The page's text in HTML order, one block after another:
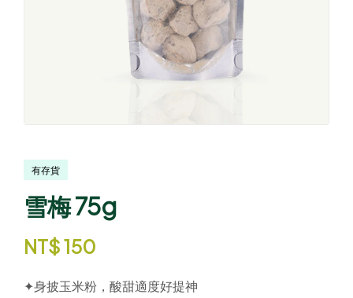
有存貨
雪梅 75g
NT$150
✦身披玉米粉，酸甜適度好提神